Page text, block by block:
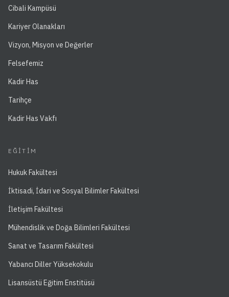
Cibali Kampüsü
Kariyer Olanakları
Vizyon, Misyon ve Değerler
Felsefemiz
Kadir Has
Tarihçe
Kadir Has Vakfı
EĞITIM
Hukuk Fakültesi
İktisadi, İdari ve Sosyal Bilimler Fakültesi
İletişim Fakültesi
Mühendislik ve Doğa Bilimleri Fakültesi
Sanat ve Tasarım Fakültesi
Yabancı Diller Yüksekokulu
Lisansüstü Eğitim Enstitüsü